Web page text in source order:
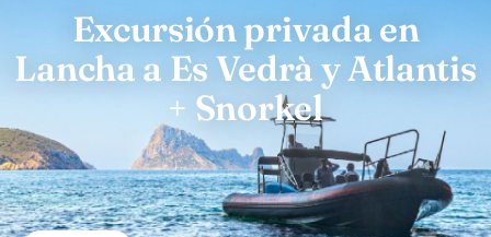
Excursión privada en
Lancha a Es Vedrà y Atlantis
+ Snorkel